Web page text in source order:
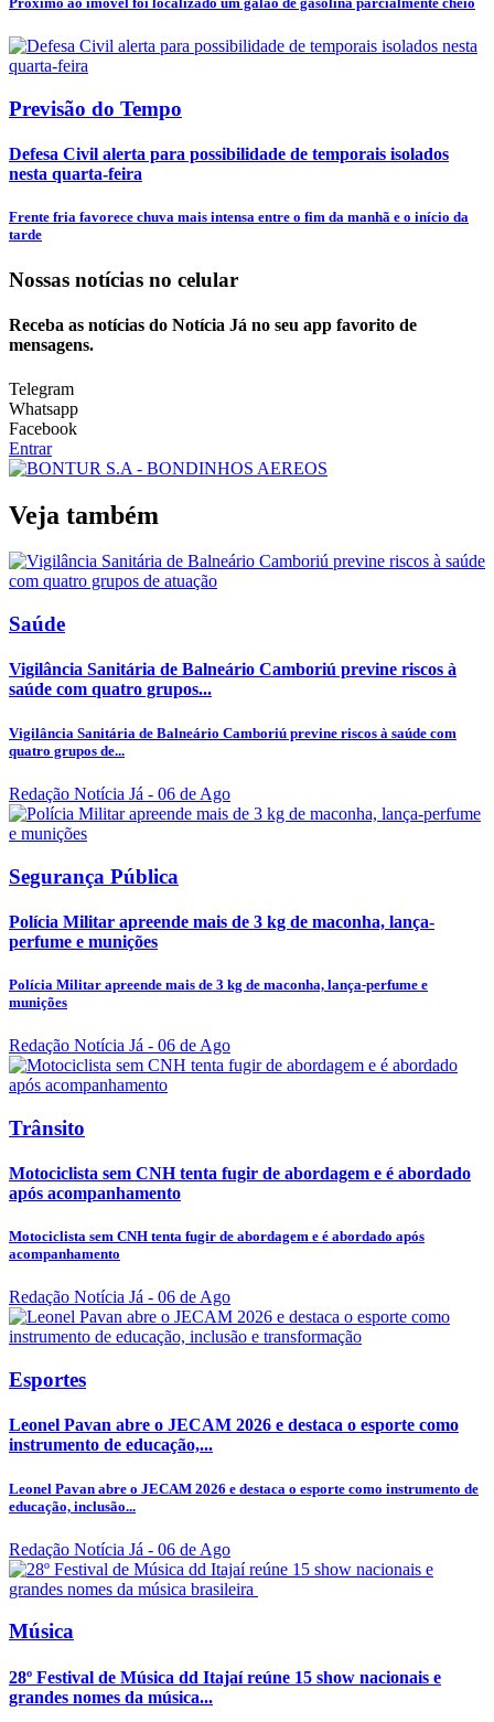
Previsão do Tempo
Defesa Civil alerta para possibilidade de temporais isolados
nesta quarta-feira
Frente fria favorece chuva mais intensa entre o fim da manhã e o início da
tarde
Nossas notícias no celular
Receba as notícias do Notícia Já no seu app favorito de
mensagens.
Telegram
Whatsapp
Facebook
Entrar
Veja também
Saúde
Vigilância Sanitária de Balneário Camboriú previne riscos à
saúde com quatro grupos...
Vigilância Sanitária de Balneário Camboriú previne riscos à saúde com
quatro grupos de...
Redação Notícia Já - 06 de Ago
Segurança Pública
Polícia Militar apreende mais de 3 kg de maconha, lança-
perfume e munições
Polícia Militar apreende mais de 3 kg de maconha, lança-perfume e
munições
Redação Notícia Já - 06 de Ago
Trânsito
Motociclista sem CNH tenta fugir de abordagem e é abordado
após acompanhamento
Motociclista sem CNH tenta fugir de abordagem e é abordado após
acompanhamento
Redação Notícia Já - 06 de Ago
Esportes
Leonel Pavan abre o JECAM 2026 e destaca o esporte como
instrumento de educação,...
Leonel Pavan abre o JECAM 2026 e destaca o esporte como instrumento de
educação, inclusão...
Redação Notícia Já - 06 de Ago
Música
28º Festival de Música dd Itajaí reúne 15 show nacionais e
grandes nomes da música...